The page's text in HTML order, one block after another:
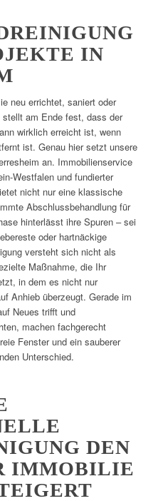
IN
neu errichtet, saniert oder
am Ende fest, dass der
wirklich erreicht ist, wenn
ist. Genau hier setzt unsere
an. Immobilienservice
Westfalen und fundierter
nicht nur eine klassische
Abschlussbehandlung für
hinterlässt ihre Spuren – sei
oder hartnäckige
versteht sich nicht als
Maßnahme, die Ihr
in dem es nicht nur
Anhieb überzeugt. Gerade im
Neues trifft und
machen fachgerecht
Fenster und ein sauberer
Unterschied.
DEN
IMMOBILIE